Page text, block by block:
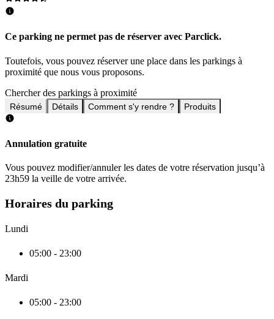
Ce parking ne permet pas de réserver avec Parclick.
Toutefois, vous pouvez réserver une place dans les parkings à
proximité que nous vous proposons.
Chercher des parkings à proximité
Résumé Détails Comment s'y rendre ? Produits
Annulation gratuite
Vous pouvez modifier/annuler les dates de votre réservation jusqu’à
23h59 la veille de votre arrivée.
Horaires du parking
Lundi
05:00 - 23:00
Mardi
05:00 - 23:00